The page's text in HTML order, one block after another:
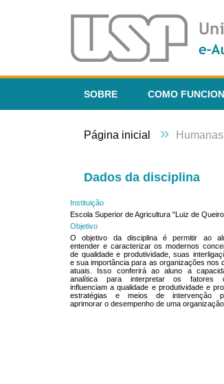
SOBRE COMO
Página inicial » Humanas
Dados da disciplina
Instituição
Escola Superior de Agricultura "Luiz de
Objetivo
O objetivo da disciplina é permitir ao
entender e caracterizar os modernos
de qualidade e produtividade, suas
e sua importância para as organizações nos
atuais. Isso conferirá ao aluno a
analítica para interpretar os fatores
influenciam a qualidade e produtividade e
estratégias e meios de intervenção
aprimorar o desempenho de uma organização.